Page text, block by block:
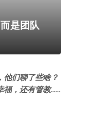
是团队
他们聊了些啥？
福，还有管教……